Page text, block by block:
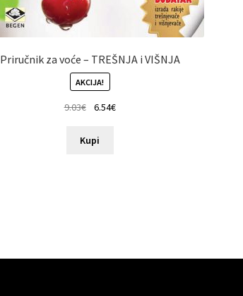
Priručnik za voće – TREŠNJA i VIŠNJA
AKCIJA!
9.03€ 6.54€
Kupi